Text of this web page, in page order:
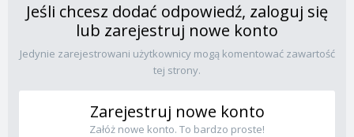
Jeśli chcesz dodać odpowiedź, zaloguj się
lub zarejestruj nowe konto
Jedynie zarejestrowani użytkownicy mogą komentować zawartość
tej strony.
Zarejestruj nowe konto
Załóż nowe konto. To bardzo proste!